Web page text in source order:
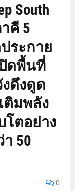
South
คี 5
ระกาย
ดพื้นที่
ดึงดูด
ติมพลัง
โตอย่าง
50
0